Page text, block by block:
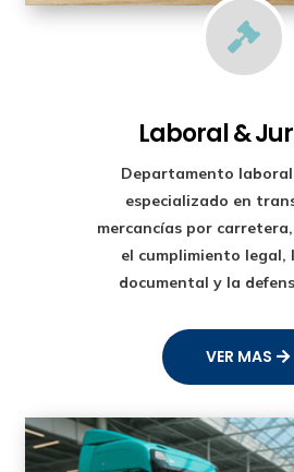

Laboral &
Departamento
especializado en
mercancías por
el cumplimiento legal,
documental y la
VER MAS